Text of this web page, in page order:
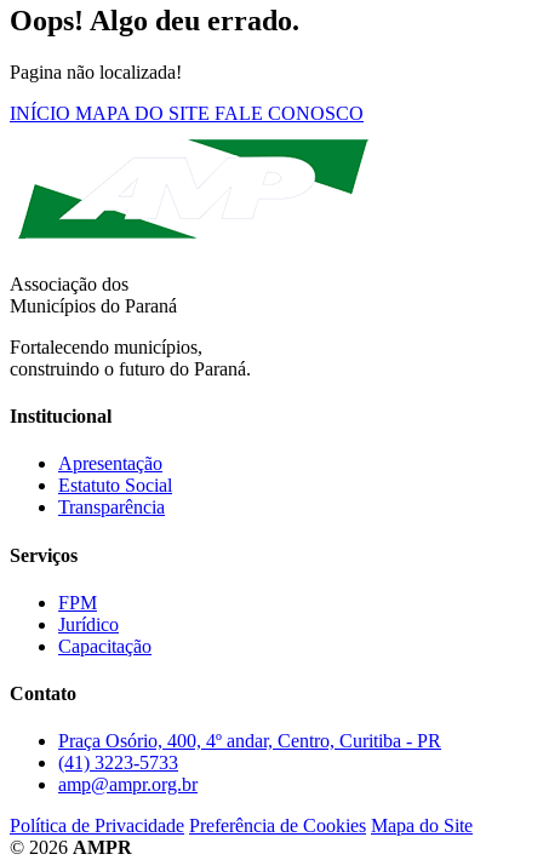
Oops! Algo deu errado.
Pagina não localizada!
INÍCIO MAPA DO SITE FALE CONOSCO
Associação dos
Municípios do Paraná
Fortalecendo municípios,
construindo o futuro do Paraná.
Institucional
Apresentação
Estatuto Social
Transparência
Serviços
FPM
Jurídico
Capacitação
Contato
Praça Osório, 400, 4º andar, Centro, Curitiba - PR
(41) 3223-5733
amp@ampr.org.br
Política de Privacidade Preferência de Cookies Mapa do Site
© 2026 AMPR